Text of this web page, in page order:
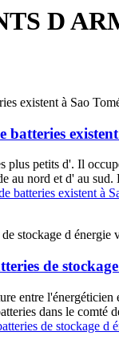
D
batteries
plus petits d'. Il
au nord et d' au sud.
batteries existent à
de
entre
dans le
de stockage d